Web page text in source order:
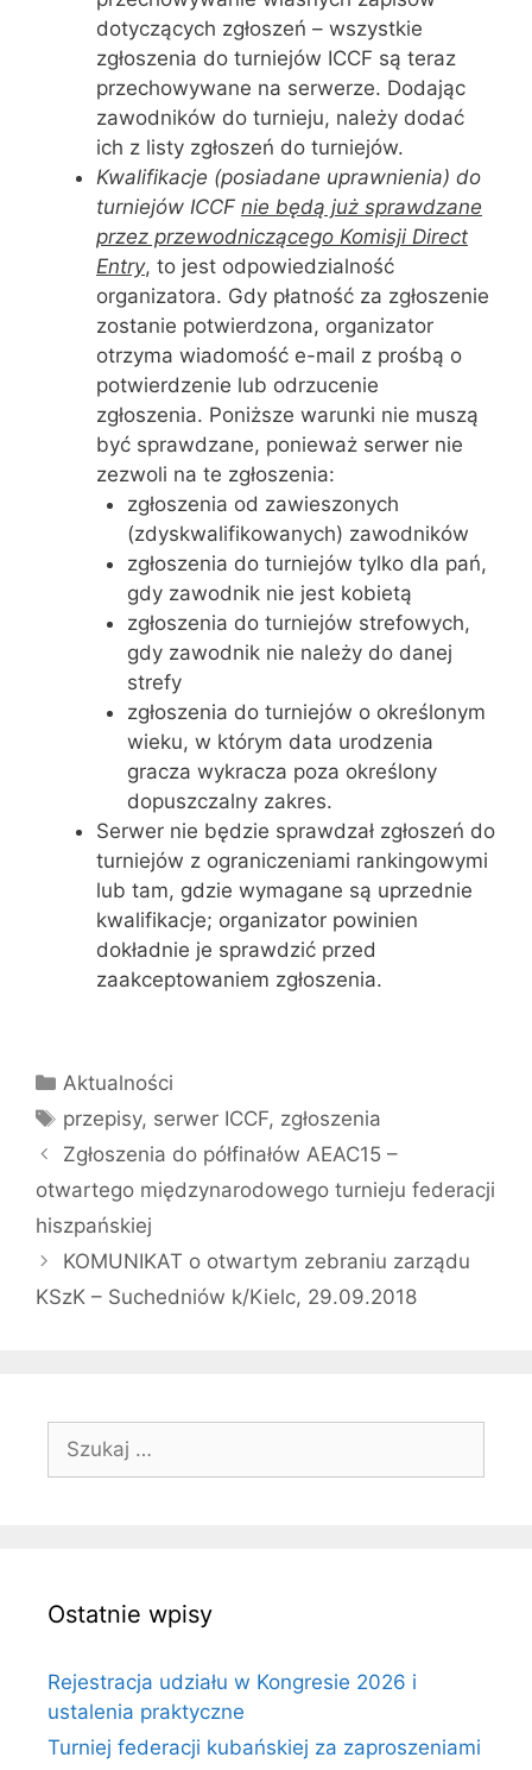
dotyczących zgłoszeń – wszystkie
zgłoszenia do turniejów ICCF są teraz
przechowywane na serwerze. Dodając
zawodników do turnieju, należy dodać
ich z listy zgłoszeń do turniejów.
Kwalifikacje (posiadane uprawnienia) do
turniejów ICCF nie będą już sprawdzane
przez przewodniczącego Komisji Direct
Entry, to jest odpowiedzialność
organizatora. Gdy płatność za zgłoszenie
zostanie potwierdzona, organizator
otrzyma wiadomość e-mail z prośbą o
potwierdzenie lub odrzucenie
zgłoszenia. Poniższe warunki nie muszą
być sprawdzane, ponieważ serwer nie
zezwoli na te zgłoszenia:
zgłoszenia od zawieszonych
(zdyskwalifikowanych) zawodników
zgłoszenia do turniejów tylko dla pań,
gdy zawodnik nie jest kobietą
zgłoszenia do turniejów strefowych,
gdy zawodnik nie należy do danej
strefy
zgłoszenia do turniejów o określonym
wieku, w którym data urodzenia
gracza wykracza poza określony
dopuszczalny zakres.
Serwer nie będzie sprawdzał zgłoszeń do
turniejów z ograniczeniami rankingowymi
lub tam, gdzie wymagane są uprzednie
kwalifikacje; organizator powinien
dokładnie je sprawdzić przed
zaakceptowaniem zgłoszenia.
Kategorie
Aktualności
Tagi
przepisy, serwer ICCF, zgłoszenia
Zgłoszenia do półfinałów AEAC15 –
otwartego międzynarodowego turnieju federacji
hiszpańskiej
KOMUNIKAT o otwartym zebraniu zarządu
KSzK – Suchedniów k/Kielc, 29.09.2018
Szukaj:
Ostatnie wpisy
Rejestracja udziału w Kongresie 2026 i
ustalenia praktyczne
Turniej federacji kubańskiej za zaproszeniami